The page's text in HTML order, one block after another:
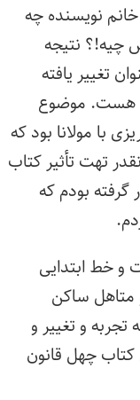
نویسنده چه
چیه!؟ نتیجه
تغییر یافته
هست. موضوع
با مولانا بود که
تهت تأثیر کتاب
بودم که
و خط ابتدایی
متاهل ساکن
و تغییر و
چهل قانون